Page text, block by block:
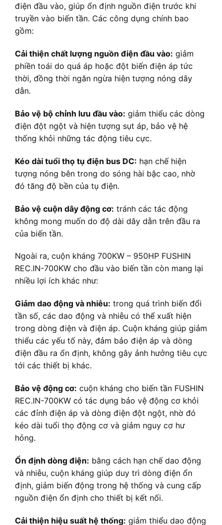
điện đầu vào, giúp ổn định nguồn điện trước khi
truyền vào biến tần. Các công dụng chính bao
gồm:
Cải thiện chất lượng nguồn điện đầu vào: giảm
phiền toái do quá áp hoặc đột biến điện áp tức
thời, đồng thời ngăn ngừa hiện tượng nóng dây
dẫn.
Bảo vệ bộ chỉnh lưu đầu vào: giảm thiểu các dòng
điện đột ngột và hiện tượng sụt áp, bảo vệ hệ
thống khỏi những tác động tiêu cực.
Kéo dài tuổi thọ tụ điện bus DC: hạn chế hiện
tượng nóng bên trong do sóng hài bậc cao, nhờ
đó tăng độ bền của tụ điện.
Bảo vệ cuộn dây động cơ: tránh các tác động
không mong muốn do độ dài dây dẫn trên đầu ra
của biến tần.
Ngoài ra, cuộn kháng 700KW – 950HP FUSHIN
REC.IN-700KW cho đầu vào biến tần còn mang lại
nhiều lợi ích khác như:
Giảm dao động và nhiễu: trong quá trình biến đổi
tần số, các dao động và nhiễu có thể xuất hiện
trong dòng điện và điện áp. Cuộn kháng giúp giảm
thiểu các yếu tố này, đảm bảo điện áp và dòng
điện đầu ra ổn định, không gây ảnh hưởng tiêu cực
tới các thiết bị khác.
Bảo vệ động cơ: cuộn kháng cho biến tần FUSHIN
REC.IN-700KW có tác dụng bảo vệ động cơ khỏi
các đỉnh điện áp và dòng điện đột ngột, nhờ đó
kéo dài tuổi thọ động cơ và giảm nguy cơ hư
hỏng.
Ổn định dòng điện: bằng cách hạn chế dao động
và nhiễu, cuộn kháng giúp duy trì dòng điện ổn
định, giảm biến động trong hệ thống và cung cấp
nguồn điện ổn định cho thiết bị kết nối.
Cải thiện hiệu suất hệ thống: giảm thiểu dao động